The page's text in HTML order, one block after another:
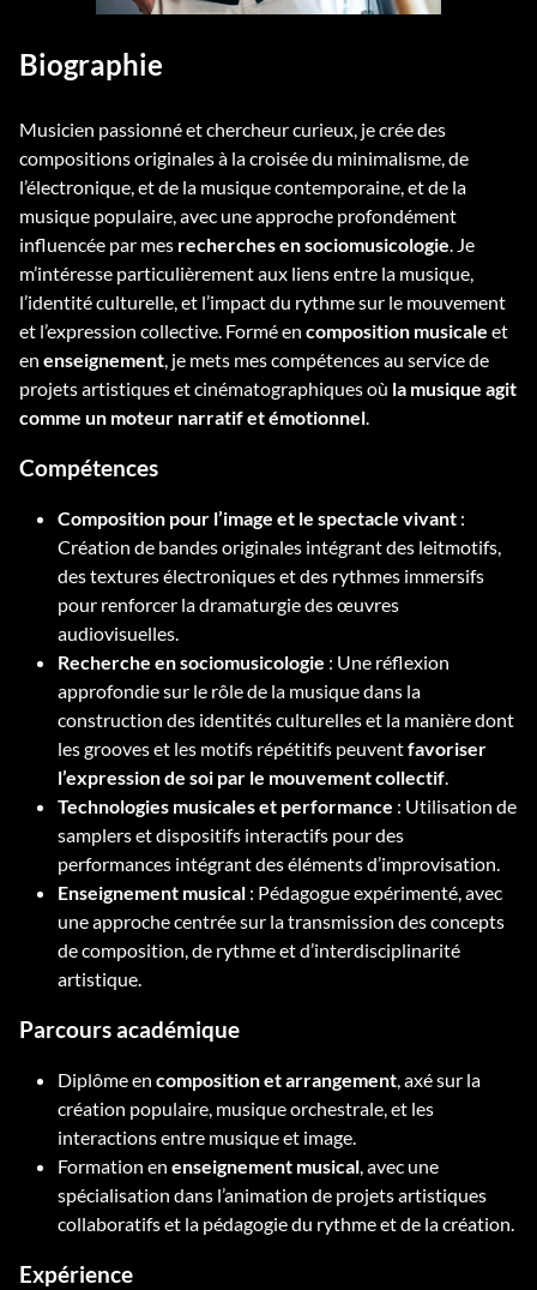
Biographie
Musicien passionné et chercheur curieux, je crée des
compositions originales à la croisée du minimalisme, de
l’électronique, et de la musique contemporaine, et de la
musique populaire, avec une approche profondément
influencée par mes recherches en sociomusicologie. Je
m’intéresse particulièrement aux liens entre la musique,
l’identité culturelle, et l’impact du rythme sur le mouvement
et l’expression collective. Formé en composition musicale et
en enseignement, je mets mes compétences au service de
projets artistiques et cinématographiques où la musique agit
comme un moteur narratif et émotionnel.
Compétences
Composition pour l’image et le spectacle vivant :
Création de bandes originales intégrant des leitmotifs,
des textures électroniques et des rythmes immersifs
pour renforcer la dramaturgie des œuvres
audiovisuelles.
Recherche en sociomusicologie : Une réflexion
approfondie sur le rôle de la musique dans la
construction des identités culturelles et la manière dont
les grooves et les motifs répétitifs peuventfavoriser
l’expression de soi par le mouvement collectif.
Technologies musicales et performance : Utilisation de
samplers et dispositifs interactifs pour des
performances intégrant des éléments d’improvisation.
Enseignement musical : Pédagogue expérimenté, avec
une approche centrée sur la transmission des concepts
de composition, de rythme et d’interdisciplinarité
artistique.
Parcours académique
Diplôme en composition et arrangement, axé sur la
création populaire, musique orchestrale, et les
interactions entre musique et image.
Formation en enseignement musical, avec une
spécialisation dans l’animation de projets artistiques
collaboratifs et la pédagogie du rythme et de la création.
Expérience